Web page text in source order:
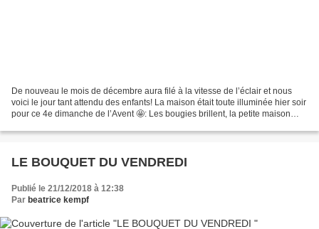
De nouveau le mois de décembre aura filé à la vitesse de l’éclair et nous
voici le jour tant attendu des enfants! La maison était toute illuminée hier soir
pour ce 4e dimanche de l’Avent 🤩: Les bougies brillent, la petite maison
LE BOUQUET DU VENDREDI
Publié le 21/12/2018 à 12:38
Par beatrice kempf